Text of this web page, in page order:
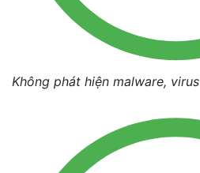
Không phát hiện malware, virus